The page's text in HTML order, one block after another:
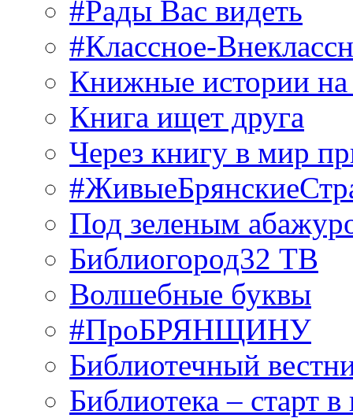
#Рады Вас видеть
#Классное-
Книжные истории
Книга ищет друга
Через книгу в мир
Под зеленым
Библиогород32 ТВ
Волшебные буквы
#ПроБРЯНЩИНУ
Библиотечный
Библиотека – старт